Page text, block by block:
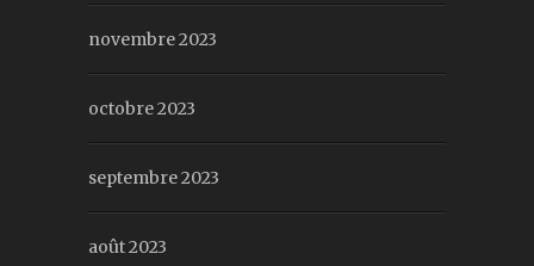
novembre 2023
octobre 2023
septembre 2023
août 2023